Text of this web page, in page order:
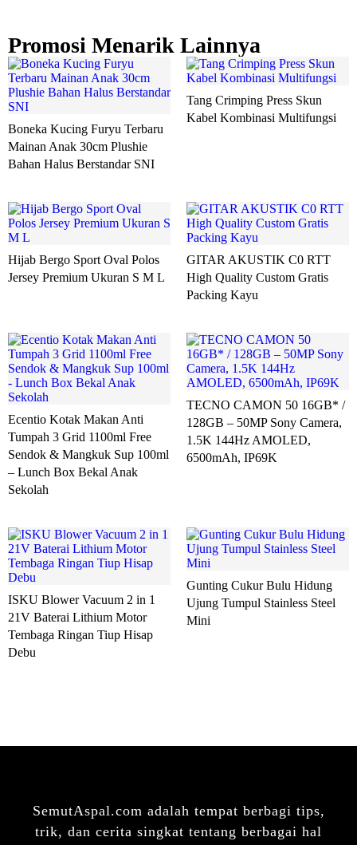
Promosi Menarik Lainnya
Boneka Kucing Furyu Terbaru
Mainan Anak 30cm Plushie
Bahan Halus Berstandar SNI
Tang Crimping Press Skun
Kabel Kombinasi Multifungsi
Hijab Bergo Sport Oval Polos
Jersey Premium Ukuran S M L
GITAR AKUSTIK C0 RTT
High Quality Custom Gratis
Packing Kayu
Ecentio Kotak Makan Anti
Tumpah 3 Grid 1100ml Free
Sendok & Mangkuk Sup 100ml
– Lunch Box Bekal Anak
Sekolah
TECNO CAMON 50 16GB* /
128GB – 50MP Sony Camera,
1.5K 144Hz AMOLED,
6500mAh, IP69K
ISKU Blower Vacuum 2 in 1
21V Baterai Lithium Motor
Tembaga Ringan Tiup Hisap
Debu
Gunting Cukur Bulu Hidung
Ujung Tumpul Stainless Steel
Mini
SemutAspal.com adalah tempat berbagi tips,
trik, dan cerita singkat tentang berbagai hal